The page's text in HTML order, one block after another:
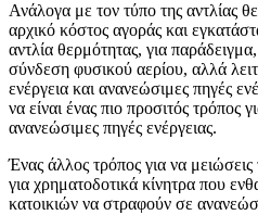
Ανάλογα με τον τύπο της αντλίας
αρχικό κόστος αγοράς και
αντλία θερμότητας, για
σύνδεση φυσικού αερίου, αλλά
ενέργεια και ανανεώσιμες πηγές
να είναι ένας πιο προσιτός τρόπος
ανανεώσιμες πηγές ενέργειας.
Ένας άλλος τρόπος για να
για χρηματοδοτικά κίνητρα που
κατοικιών να στραφούν σε